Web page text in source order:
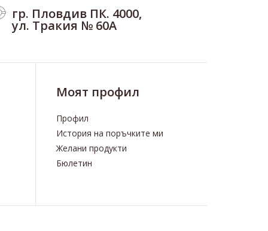
гр. Пловдив ПК. 4000,
ул. Тракия № 60А
Моят профил
Профил
История на поръчките ми
Желани продукти
Бюлетин